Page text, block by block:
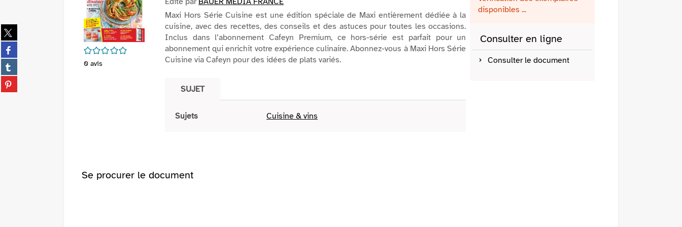
Partager
sur
twitter
(Nouvelle
fenêtre)
Partager
sur
facebook
(Nouvelle
fenêtre)
Partager
sur
tumblr
Partager
sur
/5
0 avis
Maxi Hors Série Cuisine est une édition spéciale de Maxi entièrement dédiée à la
cuisine, avec des recettes, des conseils et des astuces pour toutes les occasions.
Inclus dans l’abonnement Cafeyn Premium, ce hors-série est parfait pour un
abonnement qui enrichit votre expérience culinaire. Abonnez-vous à Maxi Hors Série
Cuisine via Cafeyn pour des idées de plats variés.
SUJET
Sujets Cuisine & vins
disponibles ...
Consulter en ligne
Consulter le document
Se procurer le document